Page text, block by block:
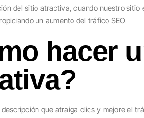
del sitio atractiva, cuando nuestro
un aumento del tráfico SEO.
hacer
que atraiga clics y mejore el